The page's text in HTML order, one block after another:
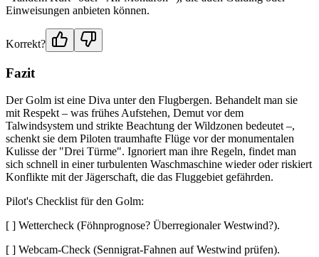
Einweisungen anbieten können.
Korrekt?
Fazit
Der Golm ist eine Diva unter den Flugbergen. Behandelt man sie
mit Respekt – was frühes Aufstehen, Demut vor dem
Talwindsystem und strikte Beachtung der Wildzonen bedeutet –,
schenkt sie dem Piloten traumhafte Flüge vor der monumentalen
Kulisse der "Drei Türme". Ignoriert man ihre Regeln, findet man
sich schnell in einer turbulenten Waschmaschine wieder oder riskiert
Konflikte mit der Jägerschaft, die das Fluggebiet gefährden.
Pilot's Checklist für den Golm:
[ ] Wettercheck (Föhnprognose? Überregionaler Westwind?).
[ ] Webcam-Check (Sennigrat-Fahnen auf Westwind prüfen).